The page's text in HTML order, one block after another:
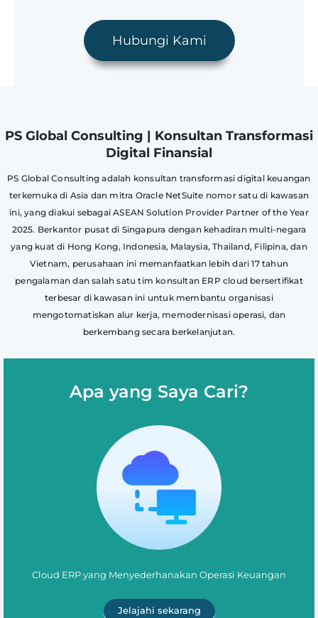
Hubungi Kami
PS Global Consulting | Konsultan Transformasi
Digital Finansial
PS Global Consulting adalah konsultan transformasi digital keuangan
terkemuka di Asia dan mitra Oracle NetSuite nomor satu di kawasan
ini, yang diakui sebagai ASEAN Solution Provider Partner of the Year
2025. Berkantor pusat di Singapura dengan kehadiran multi-negara
yang kuat di Hong Kong, Indonesia, Malaysia, Thailand, Filipina, dan
Vietnam, perusahaan ini memanfaatkan lebih dari 17 tahun
pengalaman dan salah satu tim konsultan ERP cloud bersertifikat
terbesar di kawasan ini untuk membantu organisasi
mengotomatiskan alur kerja, memodernisasi operasi, dan
berkembang secara berkelanjutan.
Apa yang Saya Cari?
Cloud ERP yang Menyederhanakan Operasi Keuangan
Jelajahi sekarang